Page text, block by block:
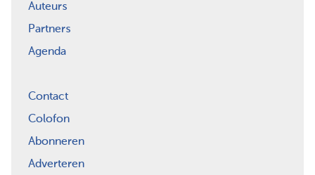
Auteurs
Partners
Agenda
Contact
Colofon
Abonneren
Adverteren